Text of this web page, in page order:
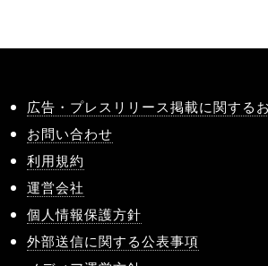
広告・プレスリリース掲載に関する
お問い合わせ
利用規約
運営会社
個人情報保護方針
外部送信に関する公表事項